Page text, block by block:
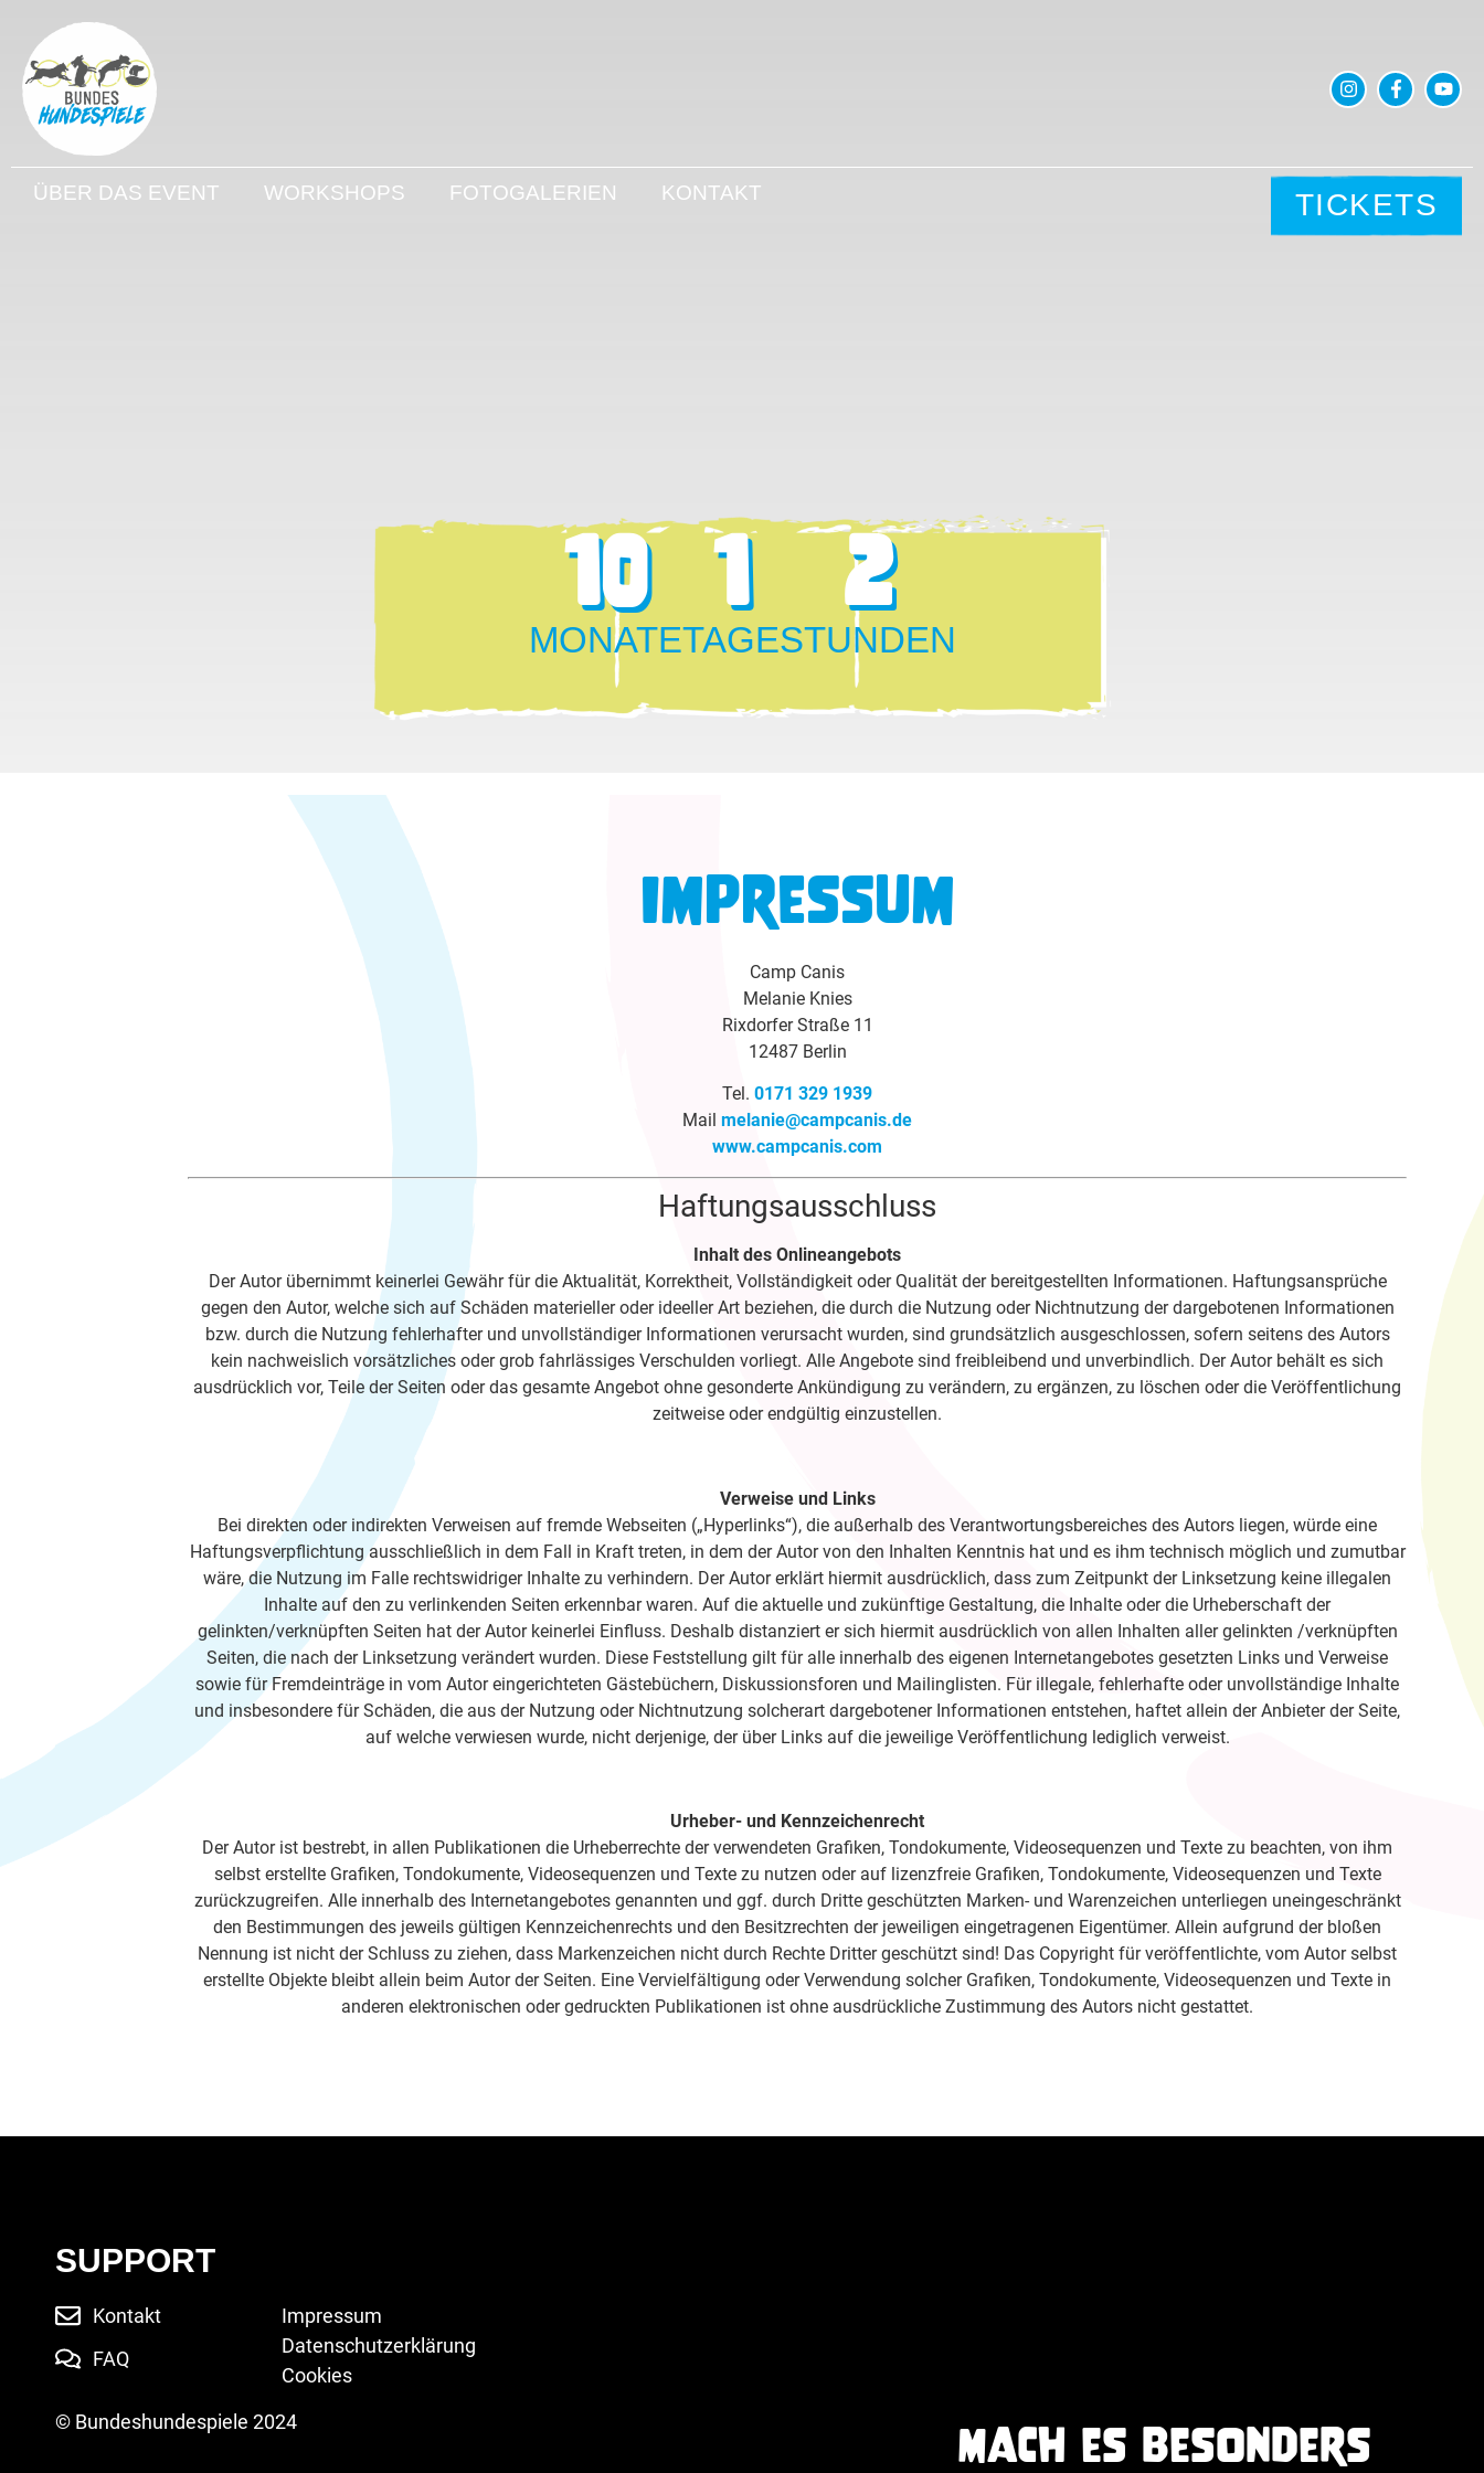
ÜBER DAS EVENT WORKSHOPS FOTOGALERIEN KONTAKT TICKETS
10
MONATE
1
TAGE
2
STUNDEN
Impressum
Camp Canis
Melanie Knies
Rixdorfer Straße 11
12487 Berlin
Tel. 0171 329 1939
Mail melanie@campcanis.de
www.campcanis.com
Haftungsausschluss
Inhalt des Onlineangebots
Der Autor übernimmt keinerlei Gewähr für die Aktualität, Korrektheit, Vollständigkeit oder Qualität der bereitgestellten Informationen. Haftungsansprüche
gegen den Autor, welche sich auf Schäden materieller oder ideeller Art beziehen, die durch die Nutzung oder Nichtnutzung der dargebotenen Informationen
bzw. durch die Nutzung fehlerhafter und unvollständiger Informationen verursacht wurden, sind grundsätzlich ausgeschlossen, sofern seitens des Autors
kein nachweislich vorsätzliches oder grob fahrlässiges Verschulden vorliegt. Alle Angebote sind freibleibend und unverbindlich. Der Autor behält es sich
ausdrücklich vor, Teile der Seiten oder das gesamte Angebot ohne gesonderte Ankündigung zu verändern, zu ergänzen, zu löschen oder die Veröffentlichung
zeitweise oder endgültig einzustellen.
Verweise und Links
Bei direkten oder indirekten Verweisen auf fremde Webseiten („Hyperlinks“), die außerhalb des Verantwortungsbereiches des Autors liegen, würde eine
Haftungsverpflichtung ausschließlich in dem Fall in Kraft treten, in dem der Autor von den Inhalten Kenntnis hat und es ihm technisch möglich und zumutbar
wäre, die Nutzung im Falle rechtswidriger Inhalte zu verhindern. Der Autor erklärt hiermit ausdrücklich, dass zum Zeitpunkt der Linksetzung keine illegalen
Inhalte auf den zu verlinkenden Seiten erkennbar waren. Auf die aktuelle und zukünftige Gestaltung, die Inhalte oder die Urheberschaft der
gelinkten/verknüpften Seiten hat der Autor keinerlei Einfluss. Deshalb distanziert er sich hiermit ausdrücklich von allen Inhalten aller gelinkten /verknüpften
Seiten, die nach der Linksetzung verändert wurden. Diese Feststellung gilt für alle innerhalb des eigenen Internetangebotes gesetzten Links und Verweise
sowie für Fremdeinträge in vom Autor eingerichteten Gästebüchern, Diskussionsforen und Mailinglisten. Für illegale, fehlerhafte oder unvollständige Inhalte
und insbesondere für Schäden, die aus der Nutzung oder Nichtnutzung solcherart dargebotener Informationen entstehen, haftet allein der Anbieter der Seite,
auf welche verwiesen wurde, nicht derjenige, der über Links auf die jeweilige Veröffentlichung lediglich verweist.
Urheber- und Kennzeichenrecht
Der Autor ist bestrebt, in allen Publikationen die Urheberrechte der verwendeten Grafiken, Tondokumente, Videosequenzen und Texte zu beachten, von ihm
selbst erstellte Grafiken, Tondokumente, Videosequenzen und Texte zu nutzen oder auf lizenzfreie Grafiken, Tondokumente, Videosequenzen und Texte
zurückzugreifen. Alle innerhalb des Internetangebotes genannten und ggf. durch Dritte geschützten Marken- und Warenzeichen unterliegen uneingeschränkt
den Bestimmungen des jeweils gültigen Kennzeichenrechts und den Besitzrechten der jeweiligen eingetragenen Eigentümer. Allein aufgrund der bloßen
Nennung ist nicht der Schluss zu ziehen, dass Markenzeichen nicht durch Rechte Dritter geschützt sind! Das Copyright für veröffentlichte, vom Autor selbst
erstellte Objekte bleibt allein beim Autor der Seiten. Eine Vervielfältigung oder Verwendung solcher Grafiken, Tondokumente, Videosequenzen und Texte in
anderen elektronischen oder gedruckten Publikationen ist ohne ausdrückliche Zustimmung des Autors nicht gestattet.
SUPPORT
Kontakt
FAQ
Impressum
Datenschutzerklärung
Cookies
© Bundeshundespiele 2024
Mach es besonders